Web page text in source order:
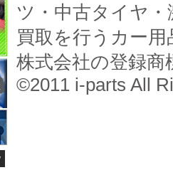
ツ・中古タイヤ
買取を行うカー
株式会社の登録商
©2011 i-parts All